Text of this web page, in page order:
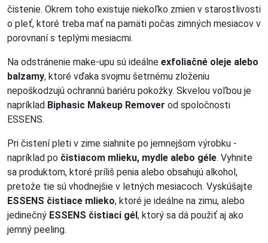
čistenie. Okrem toho existuje niekoľko zmien v starostlivosti
o pleť, ktoré treba mať na pamäti počas zimných mesiacov v
porovnaní s teplými mesiacmi.
Na odstránenie make-upu sú ideálne exfoliačné oleje alebo
balzamy, ktoré vďaka svojmu šetrnému zloženiu
nepoškodzujú ochrannú bariéru pokožky. Skvelou voľbou je
napríklad Biphasic Makeup Remover od spoločnosti
ESSENS.
Pri čistení pleti v zime siahnite po jemnejšom výrobku -
napríklad po čistiacom mlieku, mydle alebo géle. Vyhnite
sa produktom, ktoré príliš penia alebo obsahujú alkohol,
pretože tie sú vhodnejšie v letných mesiacoch. Vyskúšajte
ESSENS čistiace mlieko, ktoré je ideálne na zimu, alebo
jedinečný ESSENS čistiaci gél, ktorý sa dá použiť aj ako
jemný peeling.